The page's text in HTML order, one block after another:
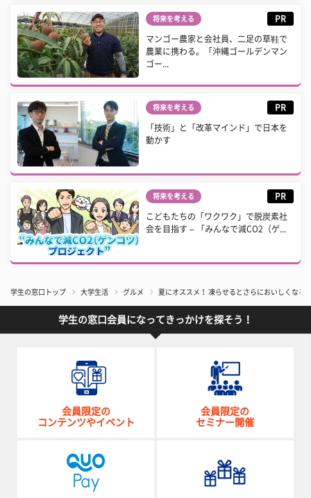
将来を考える PR
マンゴー農家と会社員、二足の草鞋で
農業に携わる。「沖縄ゴールデンマン
ゴー...
将来を考える PR
「技術」と「改革マインド」で日本を
動かす
将来を考える PR
こどもたちの「ワクワク」で脱炭素社
会を目指す – 「みんなで減CO2（ゲ...
学生の窓口トップ 大学生活 グルメ 夏にオススメ！ 凍らせるとさらにおいしくなる
学生の窓口会員になってきっかけを探そう！
会員限定の
コンテンツやイベント
会員限定の
セミナー開催